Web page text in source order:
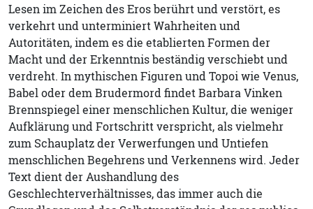
Lesen im Zeichen des Eros berührt und verstört, es
verkehrt und unterminiert Wahrheiten und
Autoritäten, indem es die etablierten Formen der
Macht und der Erkenntnis beständig verschiebt und
verdreht. In mythischen Figuren und Topoi wie Venus,
Babel oder dem Brudermord findet Barbara Vinken
Brennspiegel einer menschlichen Kultur, die weniger
Aufklärung und Fortschritt verspricht, als vielmehr
zum Schauplatz der Verwerfungen und Untiefen
menschlichen Begehrens und Verkennens wird. Jeder
Text dient der Aushandlung des
Geschlechterverhältnisses, das immer auch die